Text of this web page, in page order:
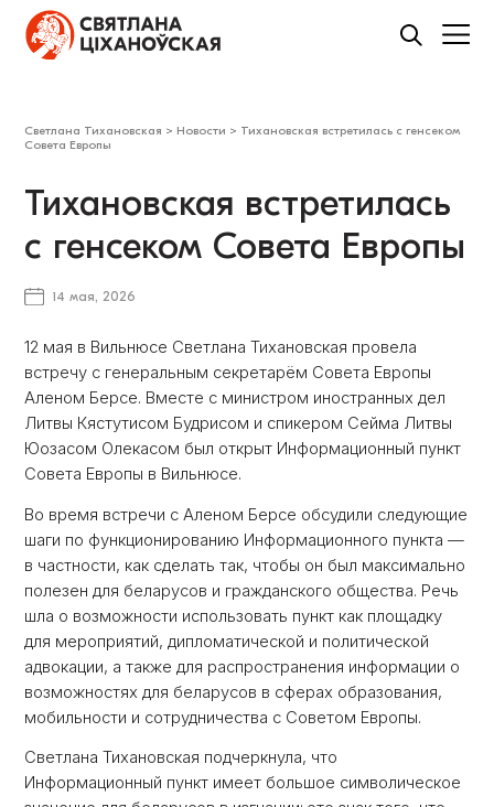
Светлана Тихановская > Новости > Тихановская встретилась с генсеком
Совета Европы
Тихановская встретилась
с генсеком Совета Европы
14 мая, 2026
12 мая в Вильнюсе Светлана Тихановская провела
встречу с генеральным секретарём Совета Европы
Аленом Берсе. Вместе с министром иностранных дел
Литвы Кястутисом Будрисом и спикером Сейма Литвы
Юозасом Олекасом был открыт Информационный пункт
Совета Европы в Вильнюсе.
Во время встречи с Аленом Берсе обсудили следующие
шаги по функционированию Информационного пункта —
в частности, как сделать так, чтобы он был максимально
полезен для беларусов и гражданского общества. Речь
шла о возможности использовать пункт как площадку
для мероприятий, дипломатической и политической
адвокации, а также для распространения информации о
возможностях для беларусов в сферах образования,
мобильности и сотрудничества с Советом Европы.
Светлана Тихановская подчеркнула, что
Информационный пункт имеет большое символическое